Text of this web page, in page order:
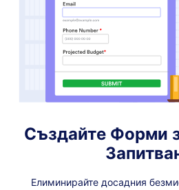
Създайте Форми
Елиминирайте досадния